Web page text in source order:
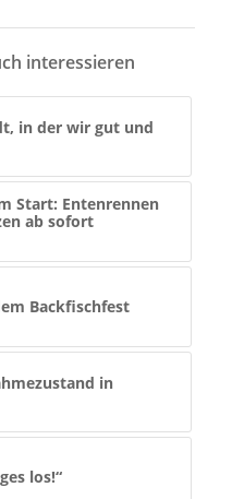
interessieren
in der wir gut und
Start: Entenrennen
ab sofort
Backfischfest
in
los!“